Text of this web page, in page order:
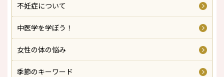
不妊症について
中医学を学ぼう！
女性の体の悩み
季節のキーワード